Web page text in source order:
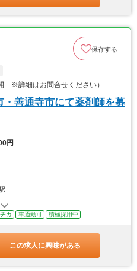
保存する
※詳細はお問合せください）
善通寺市にて薬剤師を募
円
カ 車通勤可 積極採用中
この求人に興味がある